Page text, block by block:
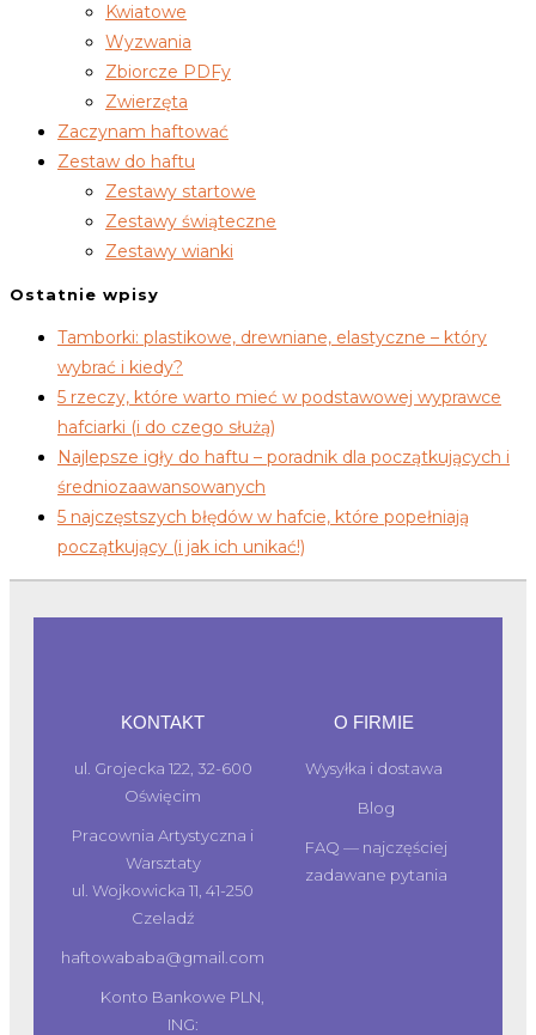
Kwiatowe
Wyzwania
Zbiorcze PDFy
Zwierzęta
Zaczynam haftować
Zestaw do haftu
Zestawy startowe
Zestawy świąteczne
Zestawy wianki
Ostatnie wpisy
Tamborki: plastikowe, drewniane, elastyczne – który
wybrać i kiedy?
5 rzeczy, które warto mieć w podstawowej wyprawce
hafciarki (i do czego służą)
Najlepsze igły do haftu – poradnik dla początkujących i
średniozaawansowanych
5 najczęstszych błędów w hafcie, które popełniają
początkujący (i jak ich unikać!)
KONTAKT
ul. Grojecka 122, 32-600
Oświęcim
Pracownia Artystyczna i
Warsztaty
ul. Wojkowicka 11, 41-250
Czeladź
haftowababa@gmail.com
Konto Bankowe PLN,
ING:
O FIRMIE
Wysyłka i dostawa
Blog
FAQ — najczęściej
zadawane pytania